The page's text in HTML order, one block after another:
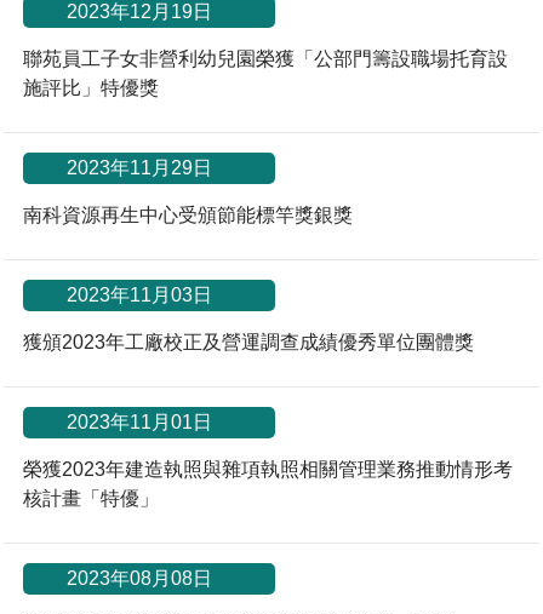
2023年12月19日
聯苑員工子女非營利幼兒園榮獲「公部門籌設職場托育設
施評比」特優獎
2023年11月29日
南科資源再生中心受頒節能標竿獎銀獎
2023年11月03日
獲頒2023年工廠校正及營運調查成績優秀單位團體獎
2023年11月01日
榮獲2023年建造執照與雜項執照相關管理業務推動情形考
核計畫「特優」
2023年08月08日